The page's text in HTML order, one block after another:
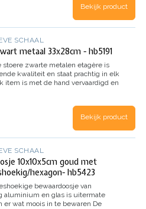
Bekijk product
SCHAAL
metaal 33x28cm - hb5191
stoere zwarte metalen etagère is
kwaliteit en staat prachtig in elk
item is met de hand vervaardigd en
Bekijk product
SCHAAL
10x10x5cm goud met
hexagon- hb5423
bewaardoosje van
aluminium en glas is uitermate
er wat moois in te bewaren De